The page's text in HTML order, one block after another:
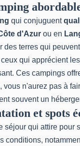
qui conjuguent
d'Azur ou en
terres qui
qui apprécient
Ces campings
vous n'aurez pas à
souvent un
et spots
séjour qui attire pour
conditions,